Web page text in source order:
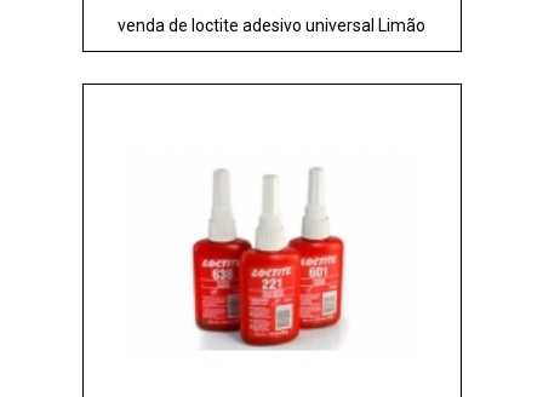
venda de loctite adesivo universal Limão